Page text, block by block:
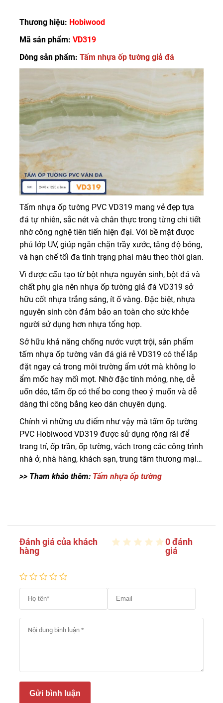
Thương hiệu: Hobiwood
Mã sản phẩm: VD319
Dòng sản phẩm: Tấm nhựa ốp tường giả đá
Tấm nhựa ốp tường PVC VD319 mang vẻ đẹp tựa
đá tự nhiên, sắc nét và chân thực trong từng chi tiết
nhờ công nghệ tiên tiến hiện đại. Với bề mặt được
phủ lớp UV, giúp ngăn chặn trầy xước, tăng độ bóng,
và hạn chế tối đa tình trạng phai màu theo thời gian.
Vì được cấu tạo từ bột nhựa nguyên sinh, bột đá và
chất phụ gia nên nhựa ốp tường giả đá VD319 sở
hữu cốt nhựa trắng sáng, ít ố vàng. Đặc biệt, nhựa
nguyên sinh còn đảm bảo an toàn cho sức khỏe
người sử dụng hơn nhựa tổng hợp.
Sở hữu khả năng chống nước vượt trội, sản phẩm
tấm nhựa ốp tường vân đá giá rẻ VD319 có thể lắp
đặt ngay cả trong môi trường ẩm ướt mà không lo
ẩm mốc hay mối mọt. Nhờ đặc tính mỏng, nhẹ, dễ
uốn dẻo, tấm ốp có thể bo cong theo ý muốn và dễ
dàng thi công bằng keo dán chuyên dụng.
Chính vì những ưu điểm như vậy mà tấm ốp tường
PVC Hobiwood VD319 được sử dụng rộng rãi để
trang trí, ốp trần, ốp tường, vách trong các công trình
nhà ở, nhà hàng, khách sạn, trung tâm thương mại…
>> Tham khảo thêm: Tấm nhựa ốp tường
Đánh giá của khách
hàng
0 đánh
giá
Gửi bình luận